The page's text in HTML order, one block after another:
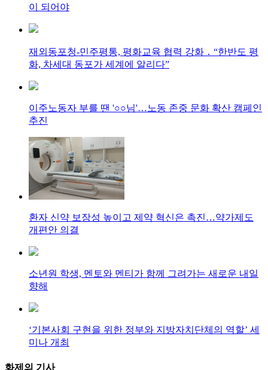
이 되어야
재외동포청-민주평통, 평화교육 협력 강화 ․ “한반도 평
화, 차세대 동포가 세계에 알리다”
이주노동자 부를 땐 '○○님'…노동 존중 문화 확산 캠페인
추진
환자 신약 보장성 높이고 제약 혁신은 촉진…약가제도
개편안 의결
소년원 학생, 멘토와 멘티가 함께 그려가는 새로운 내일
향해
‘기본사회 구현을 위한 정부와 지방자치단체의 역할’ 세
미나 개최
화제의 기사